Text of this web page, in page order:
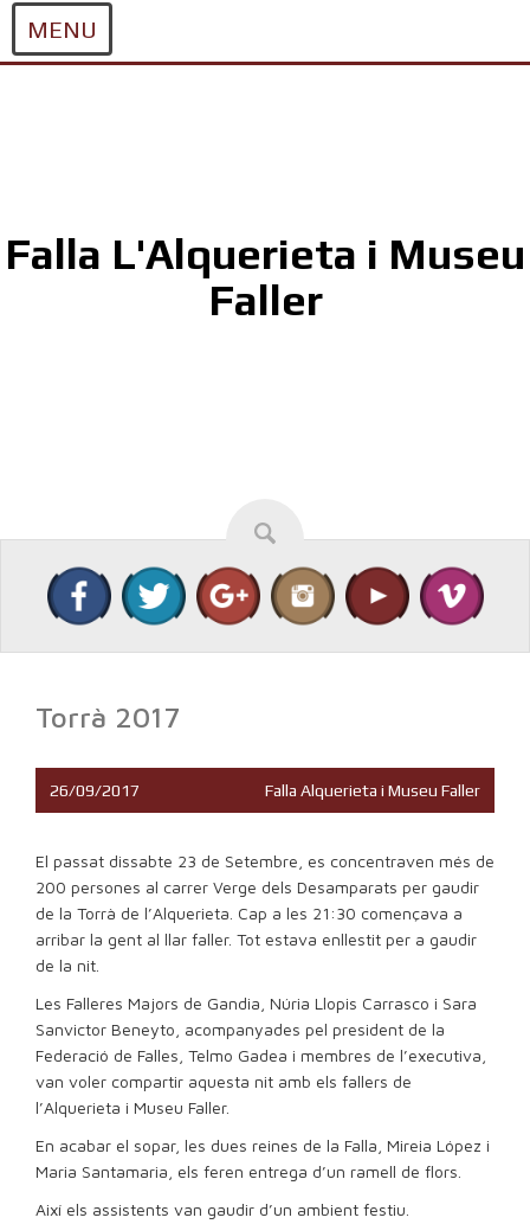
MENU
Falla L'Alquerieta i Museu
Faller
Torrà 2017
26/09/2017 Falla Alquerieta i Museu Faller
El passat dissabte 23 de Setembre, es concentraven més de
200 persones al carrer Verge dels Desamparats per gaudir
de la Torrà de l’Alquerieta. Cap a les 21:30 començava a
arribar la gent al llar faller. Tot estava enllestit per a gaudir
de la nit.
Les Falleres Majors de Gandia, Núria Llopis Carrasco i Sara
Sanvictor Beneyto, acompanyades pel president de la
Federació de Falles, Telmo Gadea i membres de l’executiva,
van voler compartir aquesta nit amb els fallers de
l’Alquerieta i Museu Faller.
En acabar el sopar, les dues reines de la Falla, Mireia López i
Maria Santamaria, els feren entrega d’un ramell de flors.
Així els assistents van gaudir d’un ambient festiu.